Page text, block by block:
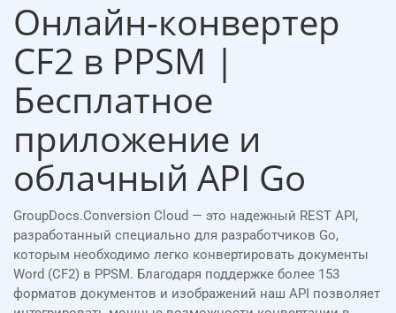
Онлайн-конвертер
CF2 в PPSM |
Бесплатное
приложение и
облачный API Go
GroupDocs.Conversion Cloud — это надежный REST API,
разработанный специально для разработчиков Go,
которым необходимо легко конвертировать документы
Word (CF2) в PPSM. Благодаря поддержке более 153
форматов документов и изображений наш API позволяет